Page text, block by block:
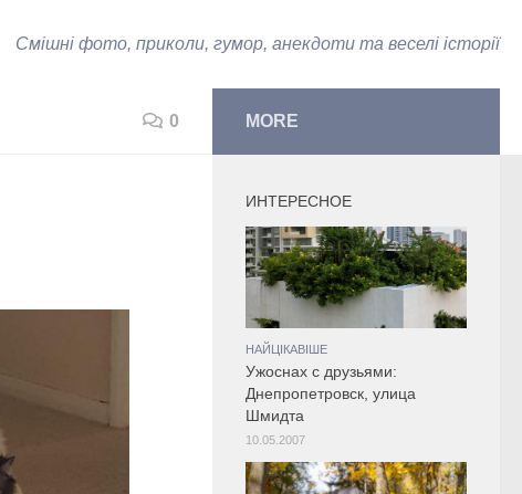
Смішні фото, приколи, гумор, анекдоти та веселі історії
0 MORE
ИНТЕРЕСНОЕ
НАЙЦІКАВІШЕ
Ужоснах с друзьями:
Днепропетровск, улица
Шмидта
10.05.2007